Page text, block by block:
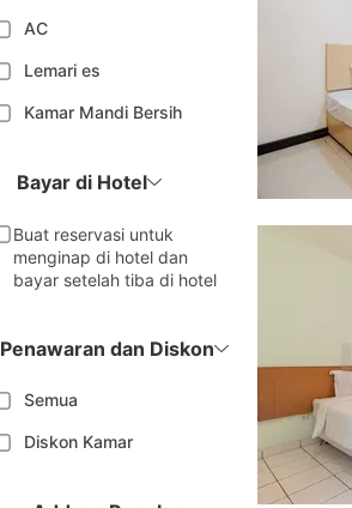
AC
Lemari es
Kamar Mandi Bersih
Bayar di Hotel
Buat reservasi untuk
menginap di hotel dan
bayar setelah tiba di hotel
Penawaran dan Diskon
Semua
Diskon Kamar